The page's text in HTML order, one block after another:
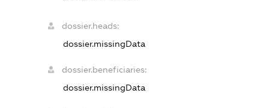
dossier.heads:
dossier.missingData
dossier.beneficiaries:
dossier.missingData